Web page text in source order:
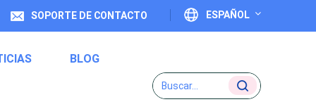
ESPAÑOL
SOPORTE DE CONTACTO
BLOG